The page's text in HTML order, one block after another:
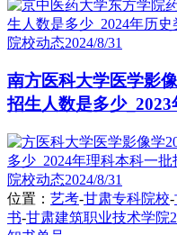
院校动态2024/8/31
南方医科大学医学影
招生人数是多少
院校动态2024/8/31
位置： 艺考-甘肃专科院校-
书-甘肃建筑职业技术学院